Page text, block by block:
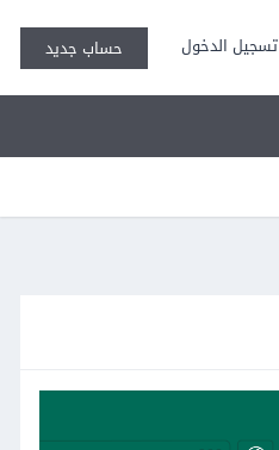
تسجيل الدخول حساب جديد